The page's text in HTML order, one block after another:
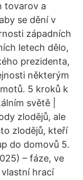
tovarov a
se dění v
západních
letech dělo,
prezidenta,
některým
5 kroků k
světě |
zlodějů, ale
zlodějů, kteří
do domovů 5.
– fáze, ve
hrací